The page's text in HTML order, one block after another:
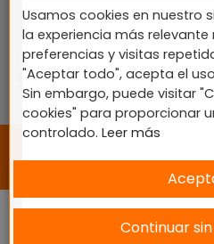
Entertainment, Warlord
Team Championship,
Comics, Knight Models, Three
S.L., Paizo Inc, The Lord of the
Entertainment Studio SLU,
(FFG), Disney,
2024 © Diseñado y
Usamos cookies en nuestro
la experiencia más
preferencias y visitas
"Aceptar todo", acepta el
Sin embargo, puede visitar
cookies" para proporcionar
controlado. Leer más
Continuar